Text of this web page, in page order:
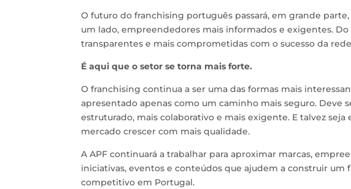
O futuro do franchising português passará, em grande
um lado, empreendedores mais informados e exigentes. Do
transparentes e mais comprometidas com o sucesso da
É aqui que o setor se torna mais forte.
O franchising continua a ser uma das formas mais
apresentado apenas como um caminho mais seguro. Deve
estruturado, mais colaborativo e mais exigente. E talvez
mercado crescer com mais qualidade.
A APF continuará a trabalhar para aproximar marcas,
iniciativas, eventos e conteúdos que ajudem a construir um
competitivo em Portugal.